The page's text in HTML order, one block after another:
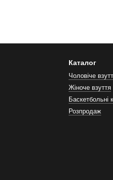
Каталог
Чоловіче
Жіноче взуття
Баскетбольні
Розпродаж